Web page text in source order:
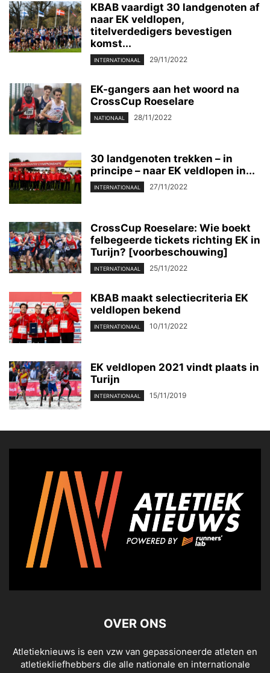
KBAB vaardigt 30 landgenoten af
naar EK veldlopen,
titelverdedigers bevestigen
komst...
INTERNATIONAAL 29/11/2022
EK-gangers aan het woord na
CrossCup Roeselare
NATIONAAL 28/11/2022
30 landgenoten trekken – in
principe – naar EK veldlopen in...
INTERNATIONAAL 27/11/2022
CrossCup Roeselare: Wie boekt
felbegeerde tickets richting EK in
Turijn? [voorbeschouwing]
INTERNATIONAAL 25/11/2022
KBAB maakt selectiecriteria EK
veldlopen bekend
INTERNATIONAAL 10/11/2022
EK veldlopen 2021 vindt plaats in
Turijn
INTERNATIONAAL 15/11/2019
OVER ONS
Atletieknieuws is een vzw van gepassioneerde atleten en
atletiekliefhebbers die alle nationale en internationale